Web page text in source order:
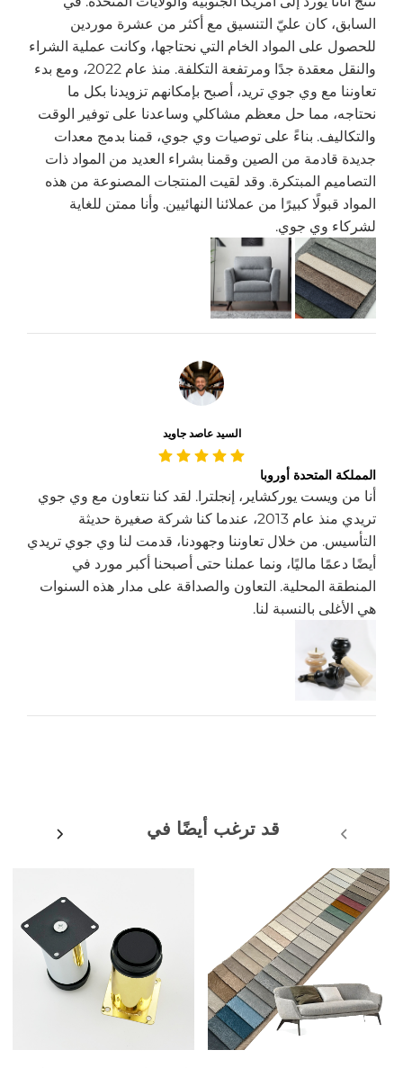
السابق، كان عليّ التنسيق مع أكثر من عشرة موردين
للحصول على المواد الخام التي نحتاجها، وكانت عملية الشراء
والنقل معقدة جدًا ومرتفعة التكلفة. منذ عام 2022، ومع بدء
تعاوننا مع وي جوي تريد، أصبح بإمكانهم تزويدنا بكل ما
نحتاجه، مما حل معظم مشاكلي وساعدنا على توفير الوقت
والتكاليف. بناءً على توصيات وي جوي، قمنا بدمج معدات
جديدة قادمة من الصين وقمنا بشراء العديد من المواد ذات
التصاميم المبتكرة. وقد لقيت المنتجات المصنوعة من هذه
المواد قبولًا كبيرًا من عملائنا النهائيين. وأنا ممتن للغاية
لشركاء وي جوي.
السيد عاصد جاويد
المملكة المتحدة أوروبا
أنا من ويست يوركشاير، إنجلترا. لقد كنا نتعاون مع وي جوي
تريدي منذ عام 2013، عندما كنا شركة صغيرة حديثة
التأسيس. من خلال تعاوننا وجهودنا، قدمت لنا وي جوي تريدي
أيضًا دعمًا ماليًا، ونما عملنا حتى أصبحنا أكبر مورد في
المنطقة المحلية. التعاون والصداقة على مدار هذه السنوات
هي الأغلى بالنسبة لنا.
قد ترغب أيضًا في